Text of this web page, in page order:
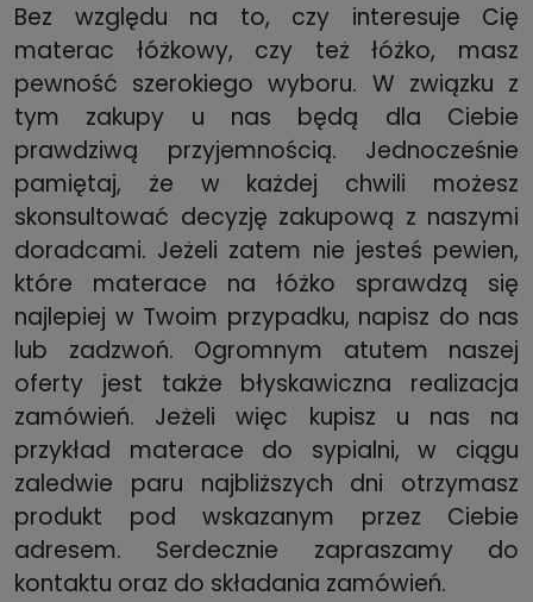
Bez względu na to, czy interesuje Cię
materac łóżkowy, czy też łóżko, masz
pewność szerokiego wyboru. W związku z
tym zakupy u nas będą dla Ciebie
prawdziwą przyjemnością. Jednocześnie
pamiętaj, że w każdej chwili możesz
skonsultować decyzję zakupową z naszymi
doradcami. Jeżeli zatem nie jesteś pewien,
które materace na łóżko sprawdzą się
najlepiej w Twoim przypadku, napisz do nas
lub zadzwoń. Ogromnym atutem naszej
oferty jest także błyskawiczna realizacja
zamówień. Jeżeli więc kupisz u nas na
przykład materace do sypialni, w ciągu
zaledwie paru najbliższych dni otrzymasz
produkt pod wskazanym przez Ciebie
adresem. Serdecznie zapraszamy do
kontaktu oraz do składania zamówień.